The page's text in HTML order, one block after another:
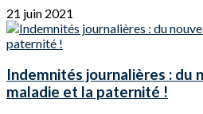
21 juin 2021
Indemnités journalières : du
maladie et la paternité !